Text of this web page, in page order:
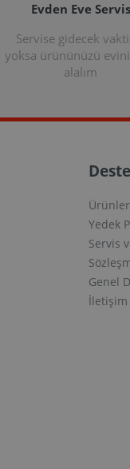
Evden Eve Servis
Servise gidecek
yoksa ürününüzü
alalım
Ürünler
Yedek
Servis
Genel
İletişim